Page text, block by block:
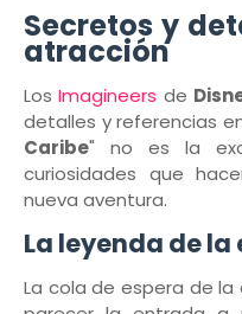
Secretos y
atracción
LosImagineers de
detalles y referencias
Caribe" no es la
curiosidades que
nueva aventura.
La leyenda de
La cola de espera de